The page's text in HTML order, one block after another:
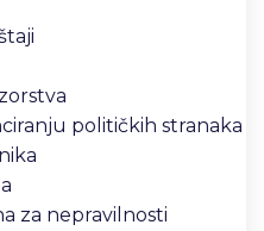
političkih stranaka
za nepravilnosti